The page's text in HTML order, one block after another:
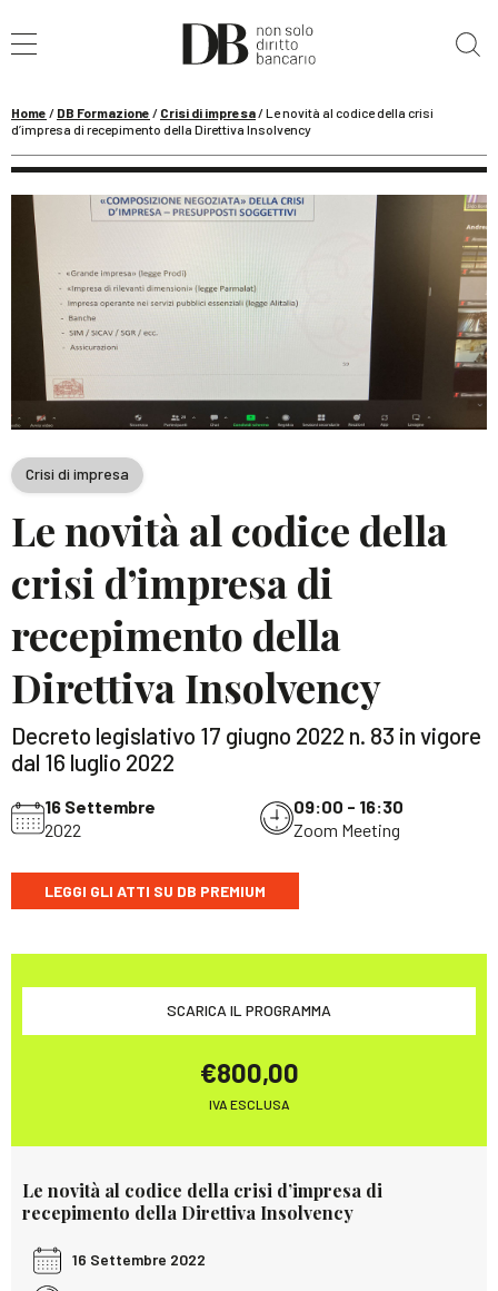
Home / DB Formazione / Crisi di impresa/Le novità al codice della crisi
d’impresa di recepimento della Direttiva Insolvency
Crisi di impresa
Le novità al codice della
crisi d’impresa di
recepimento della
Direttiva Insolvency
Decreto legislativo 17 giugno 2022 n. 83 in vigore
dal 16 luglio 2022
16 Settembre
2022
09:00 - 16:30
Zoom Meeting
LEGGI GLI ATTI SU DB PREMIUM
SCARICA IL PROGRAMMA
€800,00
IVA ESCLUSA
Le novità al codice della crisi d’impresa di
recepimento della Direttiva Insolvency
16 Settembre 2022